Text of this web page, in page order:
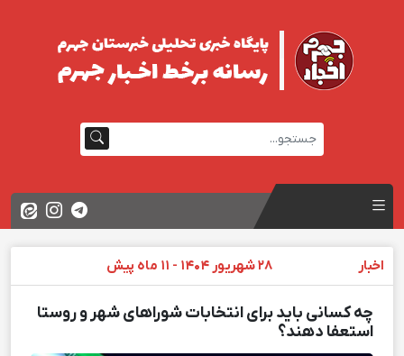
اخبار 28 شهریور 1404 - 11 ماه پیش
چه کسانی باید برای انتخابات شوراهای شهر و روستا
استعفا دهند؟